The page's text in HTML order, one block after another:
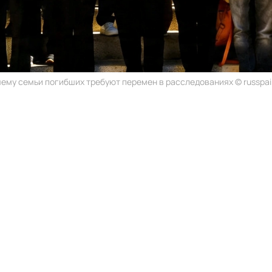
семьи погибших требуют перемен в расследованиях ©